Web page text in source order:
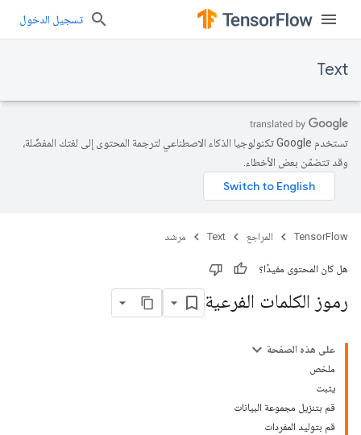
تسجيل الدخول
Text
تستخدم Google تكنولوجيا الذكاء الاصطناعي لترجمة المحتوى إلى لغتك المفضّلة،
وقد تتضمّن بعض الأخطاء.
TensorFlow المراجع Text مرشد
هل كان المحتوى مفيدًا؟
رموز الكلمات الفرعية
على هذه الصفحة
ملخص
يثبت
قم بتنزيل مجموعة البيانات
قم بتوليد المفردات